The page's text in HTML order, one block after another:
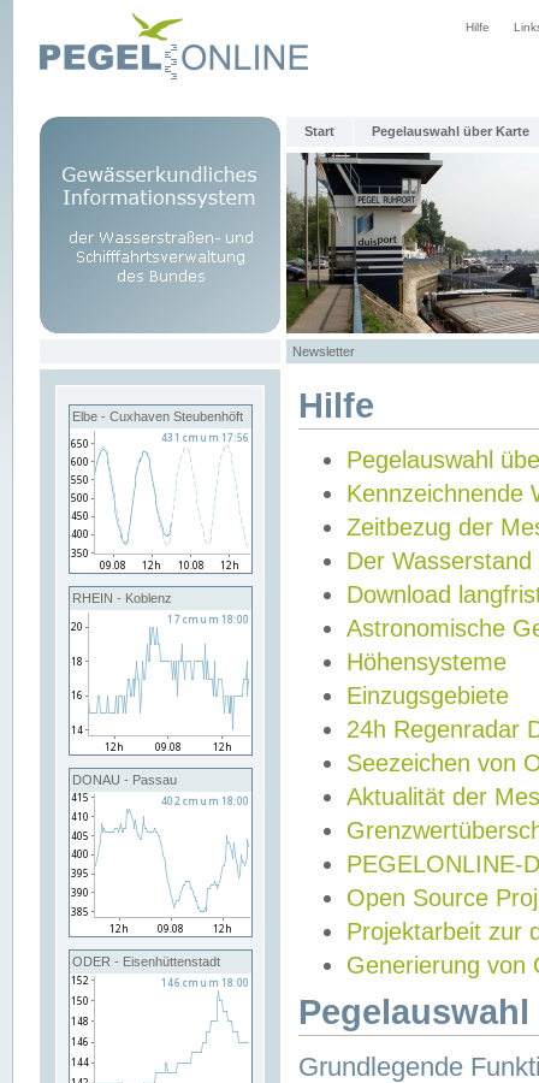
Hilfe
Start Pegelauswahl über Karte
Newsletter
Elbe - Cuxhaven Steubenhöft
RHEIN - Koblenz
DONAU - Passau
ODER - Eisenhüttenstadt
Hilfe
Pegelauswahl
Kennzeichnende
Zeitbezug der
Der Wasserstand
Download
Astronomische
Höhensysteme
Einzugsgebiete
24h Regenradar
Seezeichen von
Aktualität der
PEGELONLINE-
Open Source
Projektarbeit zur
Generierung von
Grundlegende